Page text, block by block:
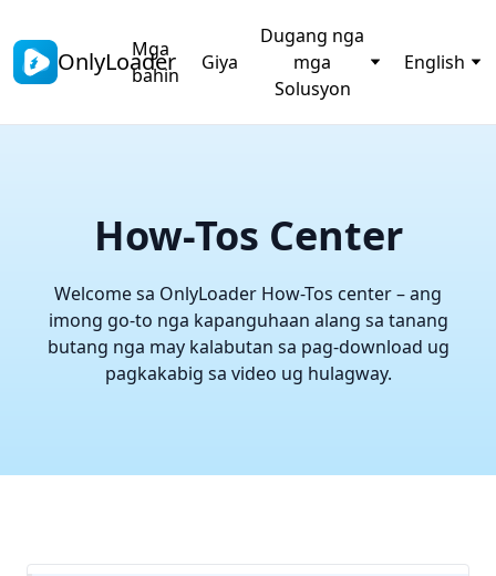
OnlyLoader
Mga
bahin
Giya
Dugang nga
mga
Solusyon
English
How-Tos Center
Welcome sa OnlyLoader How-Tos center – ang
imong go-to nga kapanguhaan alang sa tanang
butang nga may kalabutan sa pag-download ug
pagkakabig sa video ug hulagway.